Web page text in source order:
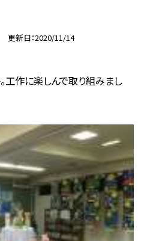
更新日 2020/11/14
工作に楽しんで取り組みまし